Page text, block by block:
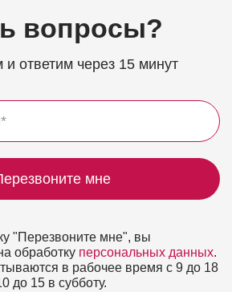
вопросы?
ответим через 15 минут
мне
"Перезвоните мне", вы
обработку персональных данных.
в рабочее время с 9 до 18
до 15 в субботу.